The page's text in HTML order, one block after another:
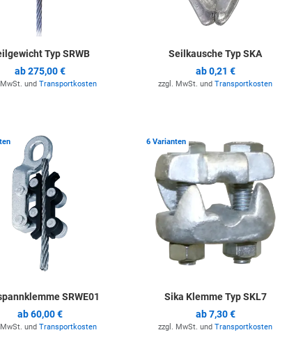
Typ SRWB
ab275,00 €
und Transportkosten
Seilkausche Typ SKA
ab0,21 €
zzgl. MwSt. und Transportkosten
hinzufügen Zur Merkliste hinzufügen
SRWE01
ab60,00 €
und Transportkosten
6 Varianten
Sika Klemme Typ SKL7
ab7,30 €
zzgl. MwSt. und Transportkosten